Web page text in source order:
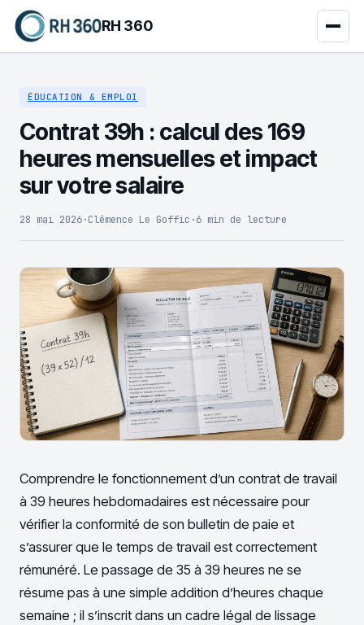
RH 360
ÉDUCATION & EMPLOI
Contrat 39h : calcul des 169
heures mensuelles et impact
sur votre salaire
28 mai 2026·Clémence Le Goffic ·6 min de lecture
Comprendre le fonctionnement d’un contrat de travail
à 39 heures hebdomadaires est nécessaire pour
vérifier la conformité de son bulletin de paie et
s’assurer que le temps de travail est correctement
rémunéré. Le passage de 35 à 39 heures ne se
résume pas à une simple addition d’heures chaque
semaine ; il s’inscrit dans un cadre légal de lissage